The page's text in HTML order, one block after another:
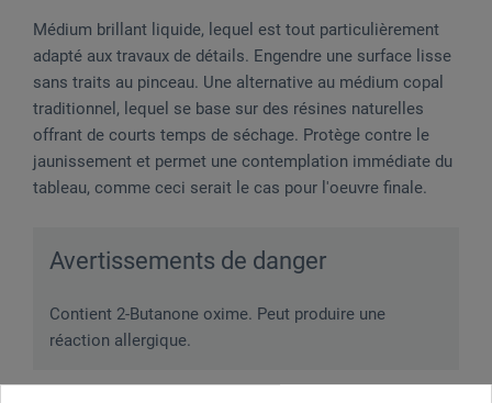
Médium brillant liquide, lequel est tout particulièrement
adapté aux travaux de détails. Engendre une surface lisse
sans traits au pinceau. Une alternative au médium copal
traditionnel, lequel se base sur des résines naturelles
offrant de courts temps de séchage. Protège contre le
jaunissement et permet une contemplation immédiate du
tableau, comme ceci serait le cas pour l'oeuvre finale.
Avertissements de danger
Contient 2-Butanone oxime. Peut produire une
réaction allergique.